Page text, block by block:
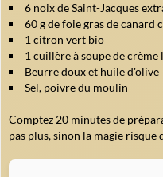
6 noix de Saint-Jacques
60 g de foie gras de canard
1 citron vert bio
1 cuillère à soupe de
Beurre doux et huile d'olive
Sel, poivre du moulin
Comptez 20 minutes de
pas plus, sinon la magie risque